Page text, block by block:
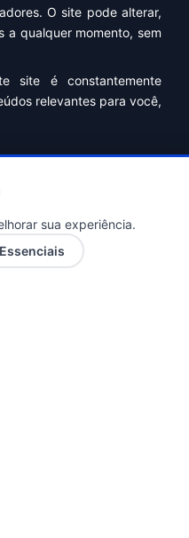
O site pode alterar,
a qualquer momento, sem
site é constantemente
relevantes para você,
sua experiência.
Essenciais